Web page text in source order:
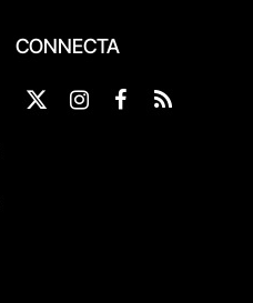
CONNECTA
X
InstagramFacebook
RSS